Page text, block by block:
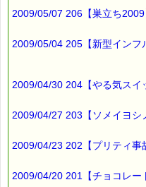
2009/05/07 206【巣立ち2009
2009/05/04 205【新型インフ
2009/04/30 204【やる気スイ
2009/04/27 203【ソメイヨシ
2009/04/23 202【プリティ事
2009/04/20 201【チョコレー